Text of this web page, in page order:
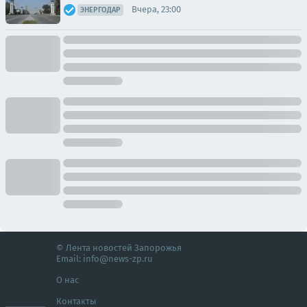
ЭНЕРГОДАР Вчера, 23:00
© Лента новостей Запорожья
Email: info@news-zp.ru
О нас
Контакты